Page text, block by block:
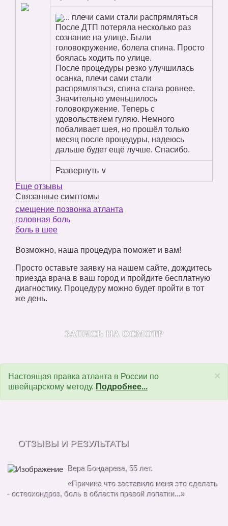
... плечи сами стали распрямляться
После ДТП потеряла несколько раз
сознание на улице. Были
головокружение, болела спина. Просто
боялась ходить по улице.
После процедуры резко улучшилась
осанка, плечи сами стали
распрямляться, спина стала ровнее.
Значительно уменьшилось
головокружение. Теперь с
удовольствием гуляю. Немного
побаливает шея, но прошёл только
месяц после процедуры, надеюсь
дальше будет ещё лучше. Спасибо.
Развернуть ∨
Еще отзывы
Связанные симптомы
смещение позвонка атланта
головная боль
боль в шее
Возможно, наша процедура поможет и вам!
Просто оставьте заявку на нашем сайте, дождитесь
приезда врача в ваш город и пройдите бесплатную
диагностику. Процедуру можно будет пройти в тот
же день.
ЗАПИСЬ НА ОСМОТР
×
Настоящая правка атланта в России по
швейцарскому методу. Подробнее...
ОТЗЫВЫ И РЕЗУЛЬТАТЫ
Вера Бондарева, 55 лет.
«Причина что заставило меня это сделать
- остеохондроз, боль в области правой лопатки...»